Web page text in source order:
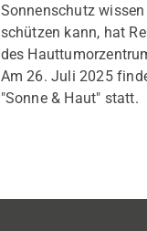
Sonnenschutz
schützen kann, hat
des
Am 26. Juli 2025
"Sonne & Haut" statt.